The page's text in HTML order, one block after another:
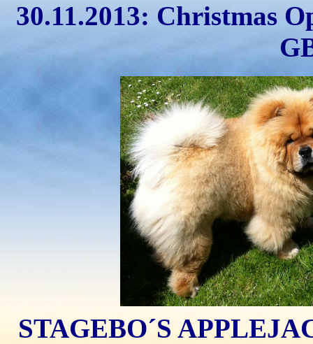
30.11.2013: Christmas
STAGEBO´S